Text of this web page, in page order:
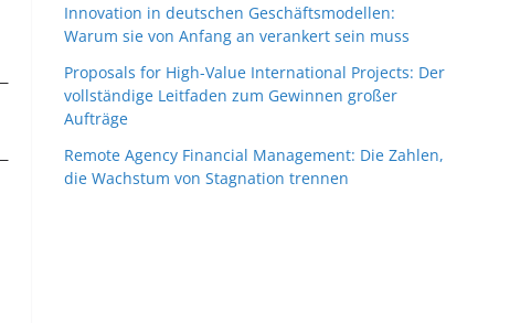
Innovation in deutschen Geschäftsmodellen:
Warum sie von Anfang an verankert sein muss
Proposals for High-Value International Projects: Der
vollständige Leitfaden zum Gewinnen großer
Aufträge
Remote Agency Financial Management: Die Zahlen,
die Wachstum von Stagnation trennen